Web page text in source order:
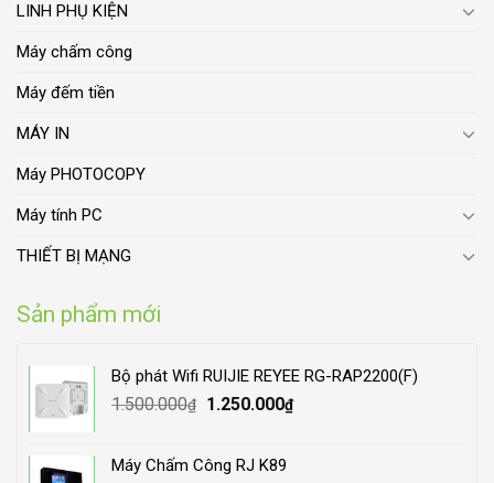
LINH PHỤ KIỆN
Máy chấm công
Máy đếm tiền
MÁY IN
Máy PHOTOCOPY
Máy tính PC
THIẾT BỊ MẠNG
Sản phẩm mới
Bộ phát Wifi RUIJIE REYEE RG-RAP2200(F)
1.500.000₫
Original
1.500.000₫.
1.250.000₫Current
Máy Chấm Công RJ K89